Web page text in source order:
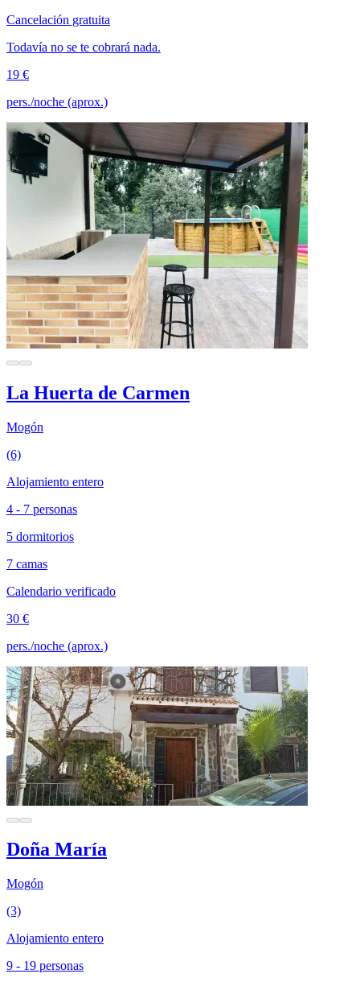
Cancelación gratuita
Todavía no se te cobrará nada.
19 €
pers./noche (aprox.)
La Huerta de Carmen
Mogón
(6)
Alojamiento entero
4 - 7 personas
5 dormitorios
7 camas
Calendario verificado
30 €
pers./noche (aprox.)
Doña María
Mogón
(3)
Alojamiento entero
9 - 19 personas